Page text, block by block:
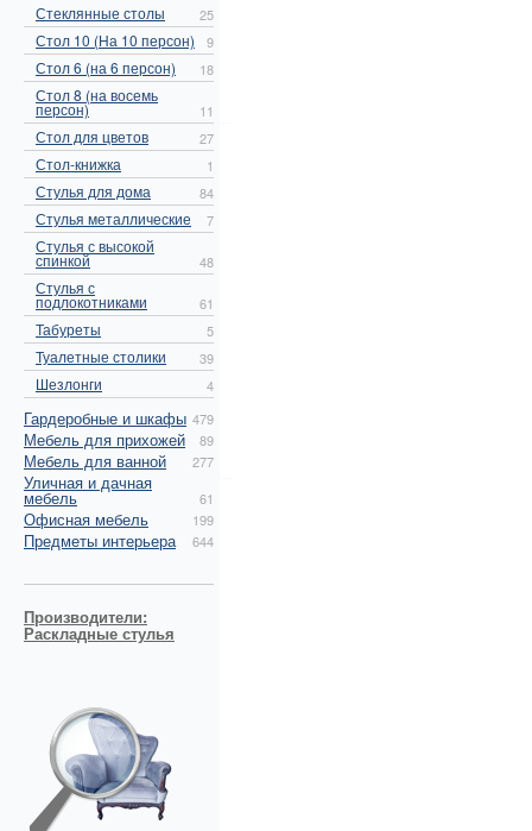
Стеклянные столы 25
Стол 10 (На 10 персон) 9
Стол 6 (на 6 персон) 18
Стол 8 (на восемь
персон) 11
Стол для цветов 27
Стол-книжка 1
Стулья для дома 84
Стулья металлические 7
Стулья с высокой
спинкой 48
Стулья с
подлокотниками 61
Табуреты 5
Туалетные столики 39
Шезлонги 4
Гардеробные и шкафы 479
Мебель для прихожей 89
Мебель для ванной 277
Уличная и дачная
мебель 61
Офисная мебель 199
Предметы интерьера 644
Производители:
Раскладные стулья